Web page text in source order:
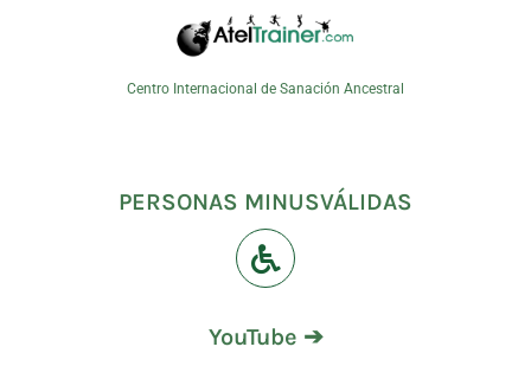
Centro Internacional de Sanación Ancestral
PERSONAS MINUSVÁLIDAS
YouTube ➔